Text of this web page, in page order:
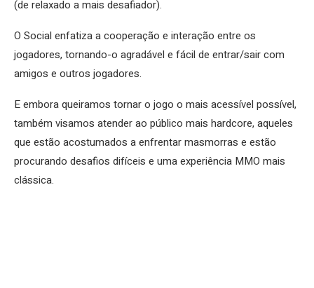
(de relaxado a mais desafiador).
O Social enfatiza a cooperação e interação entre os
jogadores, tornando-o agradável e fácil de entrar/sair com
amigos e outros jogadores.
E embora queiramos tornar o jogo o mais acessível possível,
também visamos atender ao público mais hardcore, aqueles
que estão acostumados a enfrentar masmorras e estão
procurando desafios difíceis e uma experiência MMO mais
clássica.